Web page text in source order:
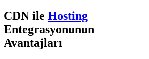
CDN ile Hosting
Entegrasyonunun
Avantajları